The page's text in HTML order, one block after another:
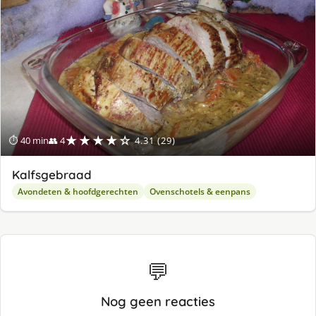
⏱ 40 min👥 4★★★★☆ 4.31 (29)
Kalfsgebraad
Avondeten & hoofdgerechten Ovenschotels & eenpans
💬
Nog geen reacties